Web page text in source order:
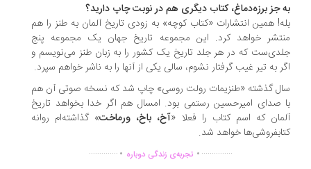
جز برزه‌دماغ، کتاب دیگری هم در نوبت چاپ دارید؟
همین انتشارات «کتاب کوچه» به زودی تاریخ آلمان به طنز را هم
خواهد کرد. این مجموعه تاریخ جهان یک مجموعه پنج
که در هر جلد تاریخ یک کشور را به زبان طنز می‌نویسم و
به تیر غیب گرفتار نشوم، سالی یکی از آنها را به ناشر خواهم سپرد.
گذشته «طنزیمات رولت روسی» چاپ شد که نسخه صوتی آن هم
صدای امیرحسین رستمی بود. امسال هم اگر خدا بخواهد تاریخ
که اسم کتاب را فعلا « آخ، باخ، ورماخت» گذاشته‌ام روانه
خواهد شد.
...............
. تجربه‌ی زندگی دوباره.
..............